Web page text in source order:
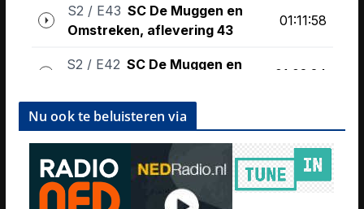
Nu ook te beluisteren via